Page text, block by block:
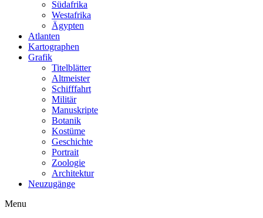
Südafrika
Westafrika
Ägypten
Atlanten
Kartographen
Grafik
Titelblätter
Altmeister
Schifffahrt
Militär
Manuskripte
Botanik
Kostüme
Geschichte
Portrait
Zoologie
Architektur
Neuzugänge
Menu